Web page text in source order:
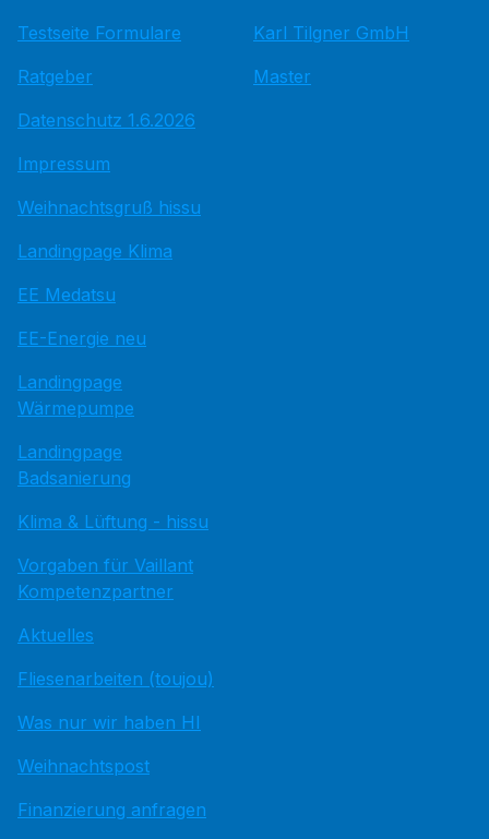
Testseite Formulare
Ratgeber
Datenschutz 1.6.2026
Impressum
Weihnachtsgruß hissu
Landingpage Klima
EE Medatsu
EE-Energie neu
Landingpage
Wärmepumpe
Landingpage
Badsanierung
Klima & Lüftung - hissu
Vorgaben für Vaillant
Kompetenzpartner
Aktuelles
Fliesenarbeiten (toujou)
Was nur wir haben HI
Weihnachtspost
Finanzierung anfragen
Karl Tilgner GmbH
Master